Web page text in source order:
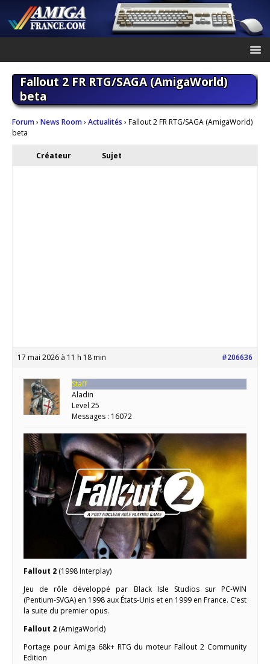
Fallout 2 FR RTG/SAGA (AmigaWorld)
beta
Forum› News Room› Actualités › Fallout 2 FR RTG/SAGA (AmigaWorld)
beta
Créateur Sujet
17 mai 2026 à 11 h 18 min #206636
Staff
Aladin
Level 25
Messages : 16072
Fallout 2 (1998 Interplay)
Jeu de rôle développé par Black Isle Studios sur PC-WIN
(Pentium-SVGA) en 1998 aux États-Unis et en 1999 en France. C’est
la suite du premier opus.
Fallout 2 (AmigaWorld)
Portage pour Amiga 68k+ RTG du moteur Fallout 2 Community
Edition